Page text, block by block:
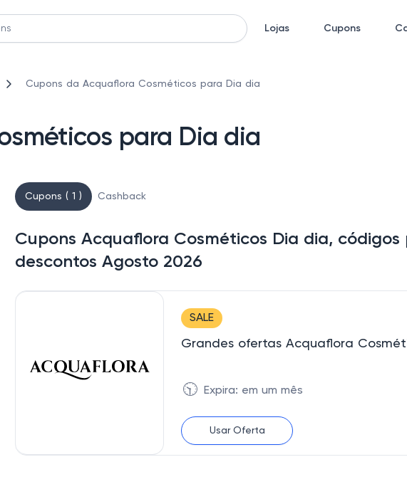
Lojas Cupons
Cupons da Acquaflora Cosméticos para Dia dia
para Dia dia
Cupons ( 1 ) Cashback
Cupons Acquaflora Cosméticos Dia dia, códigos
descontos Agosto 2026
SALE
Grandes ofertas Acquaflora
🕥 Expira: em um mês
Usar Oferta